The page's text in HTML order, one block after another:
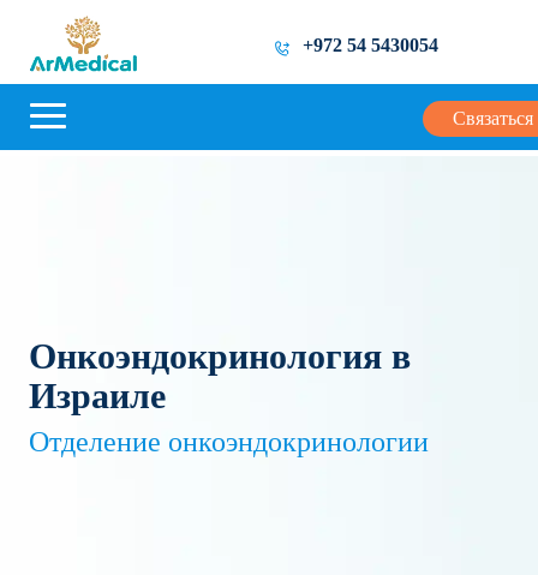
+972 54 5430054
Связаться
Онкоэндокринология в
Израиле
Отделение онкоэндокринологии